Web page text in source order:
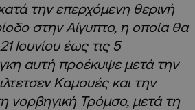
την επερχόμενη θερινή
στην Αίγυπτο, η οποία θα
Ιουνίου έως τις 5
αυτή προέκυψε μετά την
Καμουές και την
νορβηγική Τρόμσο, μετά τη